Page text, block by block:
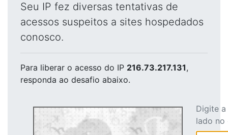
Seu IP fez diversas tentativas de
acessos suspeitos a sites hospedados
conosco.
Para liberar o acesso do IP 216.73.217.131,
responda ao desafio abaixo.
Digite
lado no